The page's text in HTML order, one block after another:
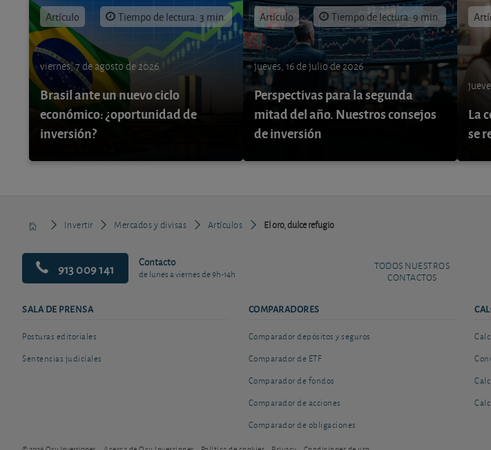
Artículo Tiempo de lectura: 3 min.
viernes, 7 de agosto de 2026
Brasil ante un nuevo ciclo
económico: ¿oportunidad de
inversión?
Artículo Tiempo de lectura: 9 min.
jueves, 16 de julio de 2026
Perspectivas para la segunda
mitad del año. Nuestros consejos
de inversión
La
se
Invertir Mercados y divisas Artículos El oro, dulce refugio
913 009 141 Contacto
de lunes a viernes de 9h-14h
TODOS NUESTROS
CONTACTOS
SALA DE PRENSA
Posturas editoriales
Sentencias judiciales
COMPARADORES
Comparador depósitos y seguros
Comparador de ETF
Comparador de fondos
Comparador de acciones
Comparador de obligaciones